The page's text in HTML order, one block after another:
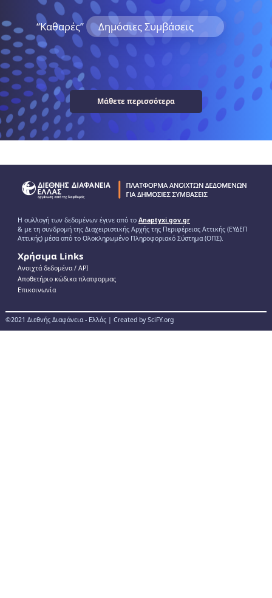
“Kαθαρές” Δημόσιες Συμβάσεις
Μάθετε περισσότερα
Η συλλογή των δεδομένων έγινε από το Anaptyxi.gov.gr
& με τη συνδρομή της Διαχειριστικής Αρχής της Περιφέρειας Αττικής (ΕΥΔΕΠ
Αττικής) μέσα από το Ολοκληρωμένο Πληροφοριακό Σύστημα (ΟΠΣ).
Χρήσιμα Links
Ανοιχτά δεδομένα / ΑPI
Αποθετήριο κώδικα πλατφορμας
Επικοινωνία
©2021 Διεθνής Διαφάνεια - Ελλάς | Created by SciFY.org